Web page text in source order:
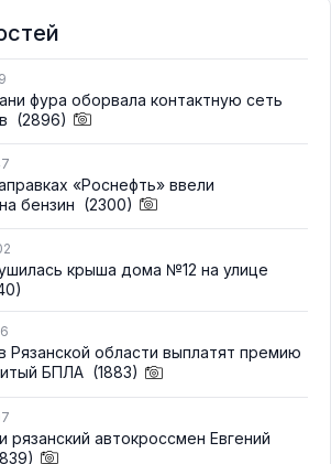
фура оборвала контактную сеть
(2896)
«Роснефть» ввели
бензин (2300)
крыша дома №12 на улице
области выплатят премию
БПЛА (1883)
рязанский автокроссмен Евгений